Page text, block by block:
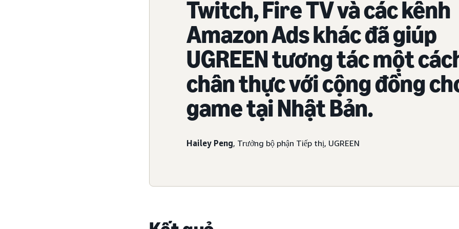
Twitch, Fire TV và các kênh
Amazon Ads khác đã giúp
UGREEN tương tác một
chân thực với cộng đồng
game tại Nhật Bản.
Hailey Peng, Trưởng bộ phận Tiếp thị, UGREEN